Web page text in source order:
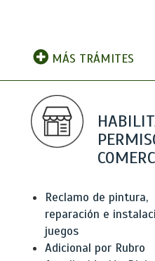
MÁS TRÁMITES
Reclamo de pintura,
reparación e
juegos
Adicional por Rubro